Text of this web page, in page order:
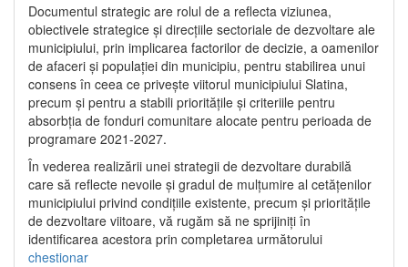
Documentul strategic are rolul de a reflecta viziunea,
obiectivele strategice și direcțiile sectoriale de dezvoltare ale
municipiului, prin implicarea factorilor de decizie, a oamenilor
de afaceri și populației din municipiu, pentru stabilirea unui
consens în ceea ce privește viitorul municipiului Slatina,
precum și pentru a stabili prioritățile și criteriile pentru
absorbția de fonduri comunitare alocate pentru perioada de
programare 2021-2027.
În vederea realizării unei strategii de dezvoltare durabilă
care să reflecte nevoile și gradul de mulțumire al cetățenilor
municipiului privind condițiile existente, precum și prioritățile
de dezvoltare viitoare, vă rugăm să ne sprijiniți în
identificarea acestora prin completarea următorului
chestionar